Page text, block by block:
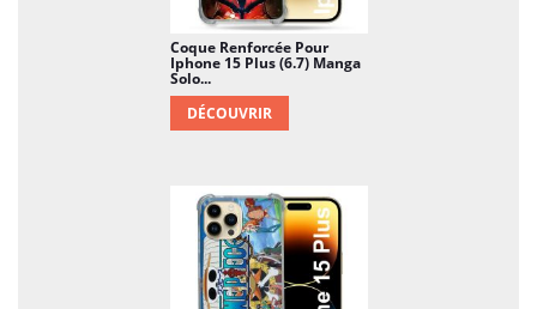
Coque Renforcée Pour
Iphone 15 Plus (6.7) Manga
Solo...
DÉCOUVRIR